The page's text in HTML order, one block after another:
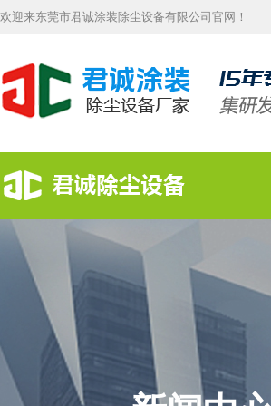
欢迎来东莞市君诚涂装除尘设备有限公司官网！